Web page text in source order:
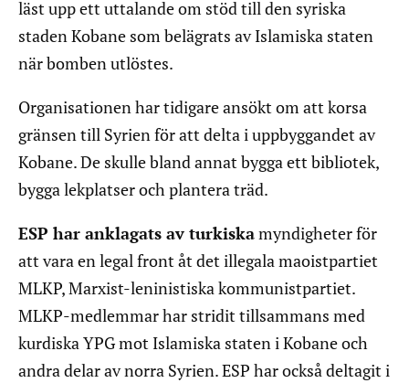
läst upp ett uttalande om stöd till den syriska
staden Kobane som belägrats av Islamiska staten
när bomben utlöstes.
Organisationen har tidigare ansökt om att korsa
gränsen till Syrien för att delta i uppbyggandet av
Kobane. De skulle bland annat bygga ett bibliotek,
bygga lekplatser och plantera träd.
ESP har anklagats av turkiskamyndigheter för
att vara en legal front åt det illegala maoistpartiet
MLKP, Marxist-leninistiska kommunistpartiet.
MLKP-medlemmar har stridit tillsammans med
kurdiska YPG mot Islamiska staten i Kobane och
andra delar av norra Syrien. ESP har också deltagit i